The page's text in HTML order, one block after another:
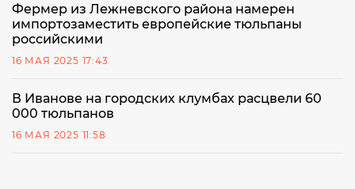
Фермер из Лежневского района намерен
импортозаместить европейские тюльпаны
российскими
16 МАЯ 2025 17:43
В Иванове на городских клумбах расцвели 60
000 тюльпанов
16 МАЯ 2025 11:58